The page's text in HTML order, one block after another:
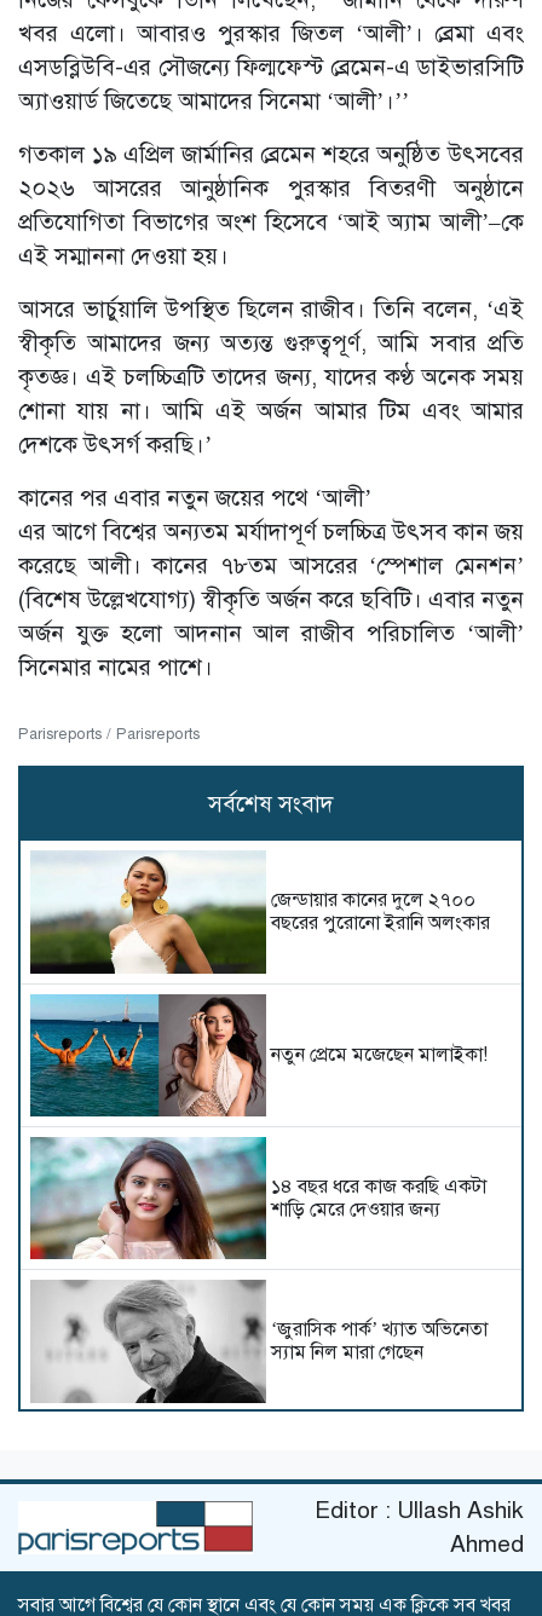
খবর এলো। আবারও পুরস্কার জিতল ‘আলী’। ব্রেমা এবং
এসডব্লিউবি-এর সৌজন্যে ফিল্মফেস্ট ব্রেমেন-এ ডাইভারসিটি
অ্যাওয়ার্ড জিতেছে আমাদের সিনেমা ‘আলী’।’’
গতকাল ১৯ এপ্রিল জার্মানির ব্রেমেন শহরে অনুষ্ঠিত উৎসবের
২০২৬ আসরের আনুষ্ঠানিক পুরস্কার বিতরণী অনুষ্ঠানে
প্রতিযোগিতা বিভাগের অংশ হিসেবে ‘আই অ্যাম আলী’–কে
এই সম্মাননা দেওয়া হয়।
আসরে ভার্চুয়ালি উপস্থিত ছিলেন রাজীব। তিনি বলেন, ‘এই
স্বীকৃতি আমাদের জন্য অত্যন্ত গুরুত্বপূর্ণ, আমি সবার প্রতি
কৃতজ্ঞ। এই চলচ্চিত্রটি তাদের জন্য, যাদের কণ্ঠ অনেক সময়
শোনা যায় না। আমি এই অর্জন আমার টিম এবং আমার
দেশকে উৎসর্গ করছি।’
কানের পর এবার নতুন জয়ের পথে ‘আলী’
এর আগে বিশ্বের অন্যতম মর্যাদাপূর্ণ চলচ্চিত্র উৎসব কান জয়
করেছে আলী। কানের ৭৮তম আসরের ‘স্পেশাল মেনশন’
(বিশেষ উল্লেখযোগ্য) স্বীকৃতি অর্জন করে ছবিটি। এবার নতুন
অর্জন যুক্ত হলো আদনান আল রাজীব পরিচালিত ‘আলী’
সিনেমার নামের পাশে।
Parisreports / Parisreports
সর্বশেষ সংবাদ
জেন্ডায়ার কানের দুলে ২৭০০
বছরের পুরোনো ইরানি অলংকার
নতুন প্রেমে মজেছেন মালাইকা!
১৪ বছর ধরে কাজ করছি একটা
শাড়ি মেরে দেওয়ার জন্য
‘জুরাসিক পার্ক’ খ্যাত অভিনেতা
স্যাম নিল মারা গেছেন
বাংলাদেশ’-এর মুকুট?
Editor : Ullash Ashik
Ahmed
সবার আগে বিশ্বের যে কোন স্থানে এবং যে কোন সময় এক ক্লিকে সব খবর